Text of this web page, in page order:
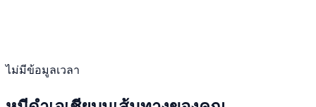
ไม่มีข้อมูลเวลา